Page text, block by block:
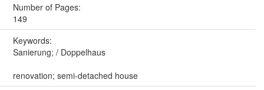
Number of Pages:
149
Keywords:
Sanierung; / Doppelhaus
renovation; semi-detached house